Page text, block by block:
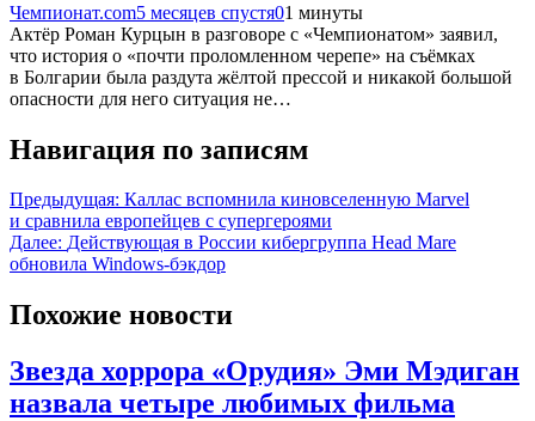
Чемпионат.com5 месяцев спустя01 минуты
Актёр Роман Курцын в разговоре с «Чемпионатом» заявил,
что история о «почти проломленном черепе» на съёмках
в Болгарии была раздута жёлтой прессой и никакой большой
опасности для него ситуация не…
Навигация по записям
Предыдущая: Каллас вспомнила киновселенную Marvel
и сравнила европейцев с супергероями
Далее: Действующая в России кибергруппа Head Mare
обновила Windows-бэкдор
Похожие новости
Звезда хоррора «Орудия» Эми Мэдиган
назвала четыре любимых фильма